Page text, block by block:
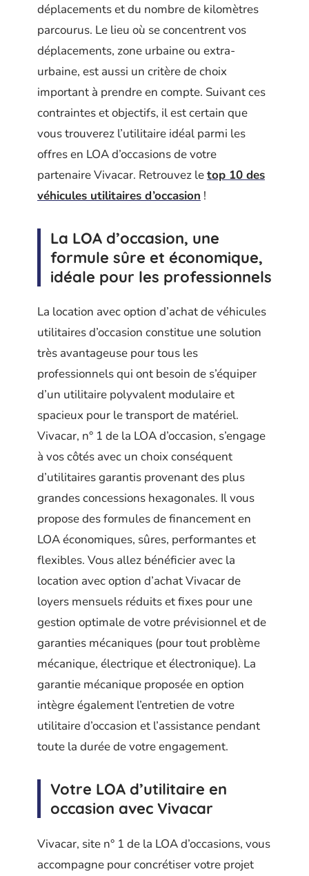
déplacements et du nombre de kilomètres
parcourus. Le lieu où se concentrent vos
déplacements, zone urbaine ou extra-
urbaine, est aussi un critère de choix
important à prendre en compte. Suivant ces
contraintes et objectifs, il est certain que
vous trouverez l’utilitaire idéal parmi les
offres en LOA d’occasions de votre
partenaire Vivacar. Retrouvez letop 10 des
véhicules utilitaires d’occasion !
La LOA d’occasion, une
formule sûre et économique,
idéale pour les professionnels
La location avec option d’achat de véhicules
utilitaires d’occasion constitue une solution
très avantageuse pour tous les
professionnels qui ont besoin de s’équiper
d’un utilitaire polyvalent modulaire et
spacieux pour le transport de matériel.
Vivacar, n° 1 de la LOA d’occasion, s’engage
à vos côtés avec un choix conséquent
d’utilitaires garantis provenant des plus
grandes concessions hexagonales. Il vous
propose des formules de financement en
LOA économiques, sûres, performantes et
flexibles. Vous allez bénéficier avec la
location avec option d’achat Vivacar de
loyers mensuels réduits et fixes pour une
gestion optimale de votre prévisionnel et de
garanties mécaniques (pour tout problème
mécanique, électrique et électronique). La
garantie mécanique proposée en option
intègre également l’entretien de votre
utilitaire d’occasion et l’assistance pendant
toute la durée de votre engagement.
Votre LOA d’utilitaire en
occasion avec Vivacar
Vivacar, site n° 1 de la LOA d’occasions, vous
accompagne pour concrétiser votre projet